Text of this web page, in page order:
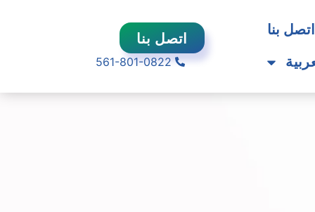
اتصل بنا اتصل بنا
561-801-0822